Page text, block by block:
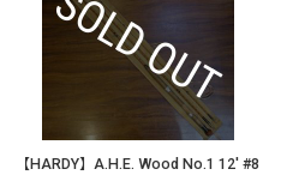
【HARDY】A.H.E. Wood No.1 12' #8